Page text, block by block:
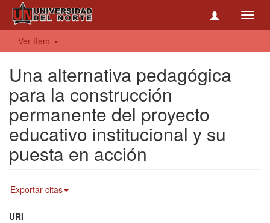
Ver ítem
Una alternativa pedagógica
para la construcción
permanente del proyecto
educativo institucional y su
puesta en acción
Exportar citas
URI